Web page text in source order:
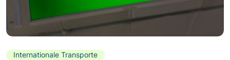
Internationale Transporte